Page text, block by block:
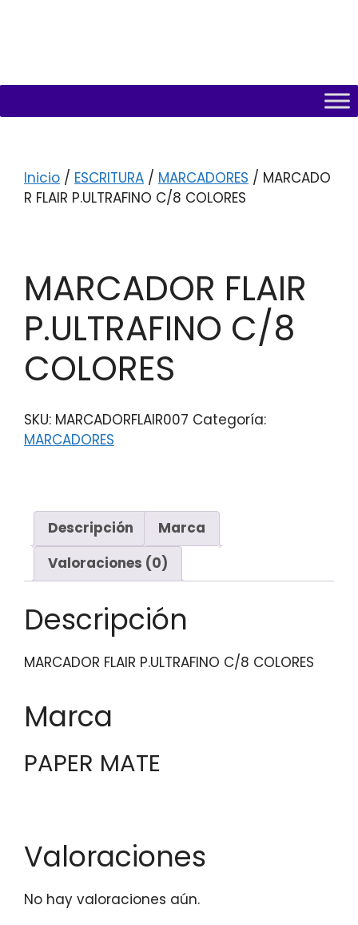
Inicio / ESCRITURA / MARCADORES / MARCADO
R FLAIR P.ULTRAFINO C/8 COLORES
MARCADOR FLAIR
P.ULTRAFINO C/8
COLORES
SKU: MARCADORFLAIR007 Categoría:
MARCADORES
Descripción
Marca
Valoraciones (0)
Descripción
MARCADOR FLAIR P.ULTRAFINO C/8 COLORES
Marca
PAPER MATE
Valoraciones
No hay valoraciones aún.